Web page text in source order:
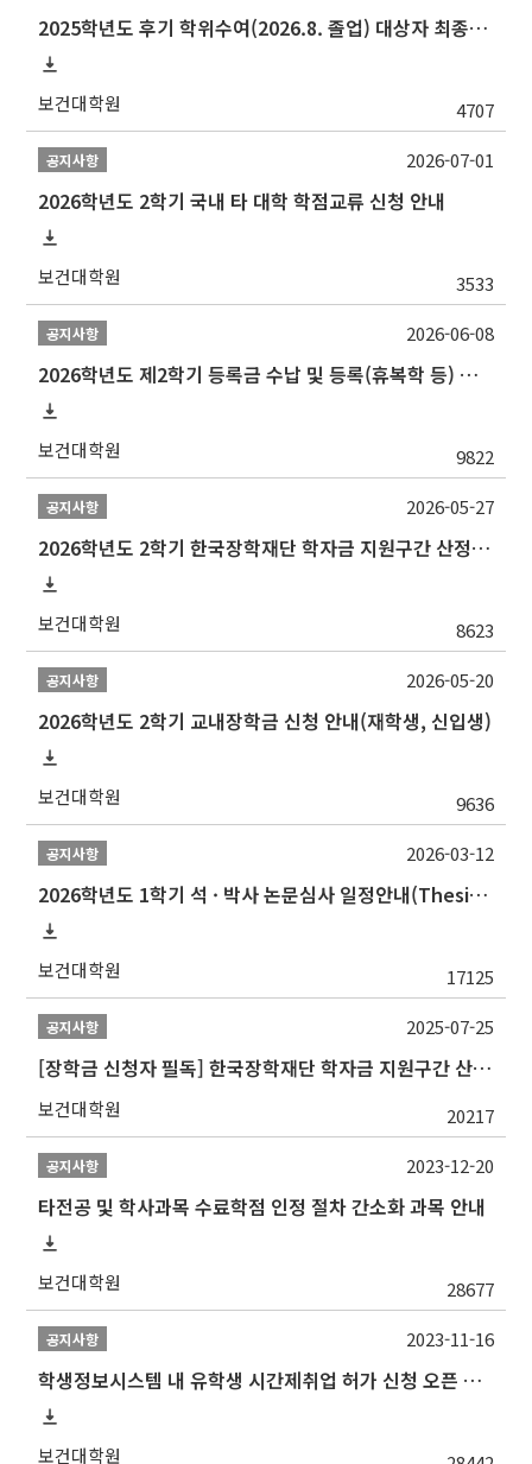
2025학년도 후기 학위수여(2026.8. 졸업) 대상자 최종인준 논문 제출 안내
보건대학원 4707
공지사항
2026학년도 2학기 국내 타 대학 학점교류 신청 안내
보건대학원 3533
2026-07-01
공지사항
2026학년도 제2학기 등록금 수납 및 등록(휴복학 등) 일정 안내
보건대학원 9822
2026-06-08
공지사항
2026학년도 2학기 한국장학재단 학자금 지원구간 산정 신청 안내
보건대학원 8623
2026-05-27
공지사항
2026학년도 2학기 교내장학금 신청 안내(재학생, 신입생)
보건대학원 9636
2026-05-20
공지사항
2026학년도 1학기 석 · 박사 논문심사 일정안내(Thesis Defense Schedules)
보건대학원 17125
2026-03-12
공지사항
[장학금 신청자 필독] 한국장학재단 학자금 지원구간 산정 권고
보건대학원 20217
2025-07-25
공지사항
타전공 및 학사과목 수료학점 인정 절차 간소화 과목 안내
보건대학원 28677
2023-12-20
공지사항
학생정보시스템 내 유학생 시간제취업 허가 신청 오픈 안내
보건대학원
2023-11-16